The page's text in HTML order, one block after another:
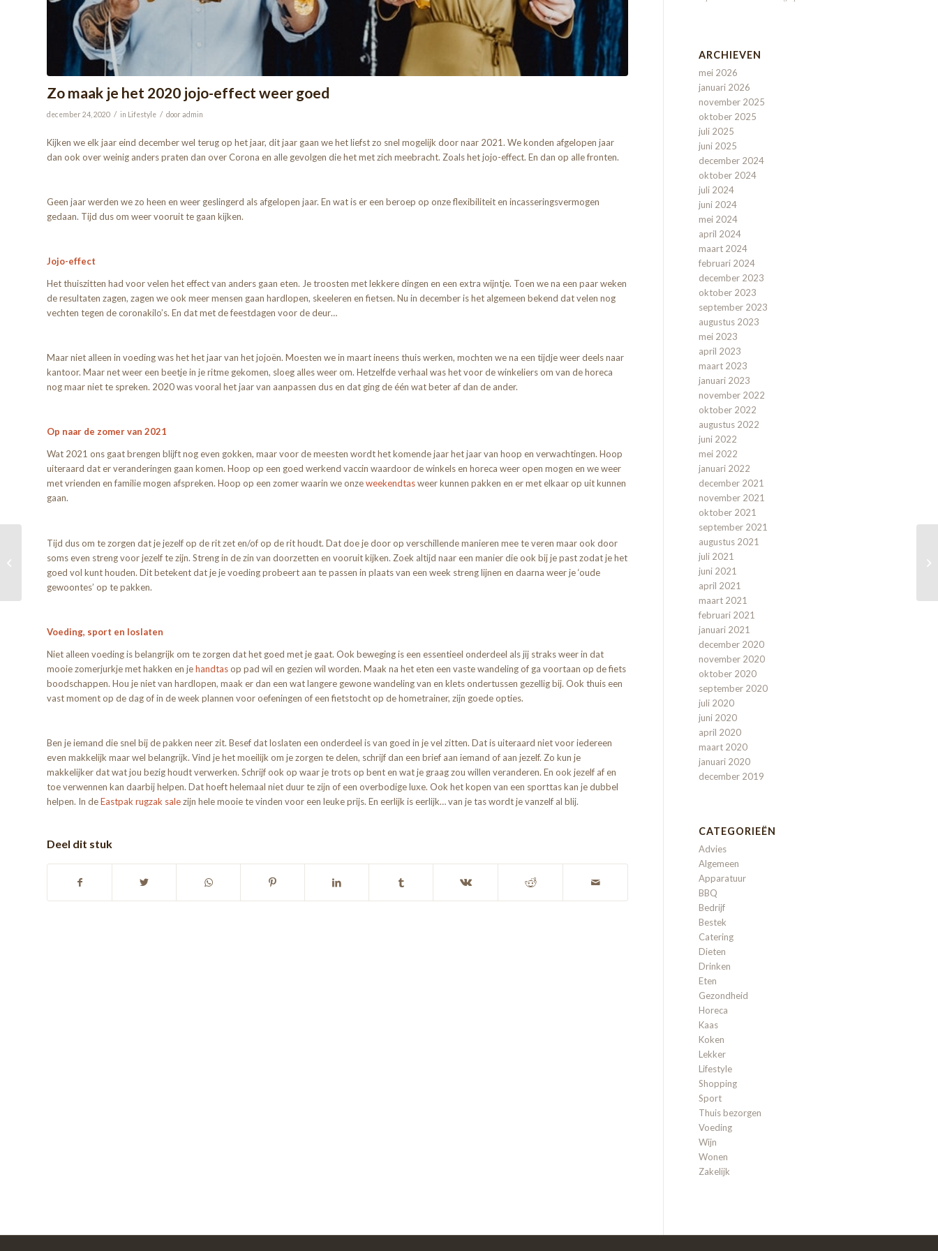
Zo maak je het 2020 jojo-effect weer goed
december 24, 2020 / in Lifestyle / door admin
Kijken we elk jaar eind december wel terug op het jaar, dit jaar gaan we het liefst zo snel mogelijk door naar 2021. We konden afgelopen jaar
dan ook over weinig anders praten dan over Corona en alle gevolgen die het met zich meebracht. Zoals het jojo-effect. En dan op alle fronten.
Geen jaar werden we zo heen en weer geslingerd als afgelopen jaar. En wat is er een beroep op onze flexibiliteit en incasseringsvermogen
gedaan. Tijd dus om weer vooruit te gaan kijken.
Jojo-effect
Het thuiszitten had voor velen het effect van anders gaan eten. Je troosten met lekkere dingen en een extra wijntje. Toen we na een paar weken
de resultaten zagen, zagen we ook meer mensen gaan hardlopen, skeeleren en fietsen. Nu in december is het algemeen bekend dat velen nog
vechten tegen de coronakilo’s. En dat met de feestdagen voor de deur…
Maar niet alleen in voeding was het het jaar van het jojoën. Moesten we in maart ineens thuis werken, mochten we na een tijdje weer deels naar
kantoor. Maar net weer een beetje in je ritme gekomen, sloeg alles weer om. Hetzelfde verhaal was het voor de winkeliers om van de horeca
nog maar niet te spreken. 2020 was vooral het jaar van aanpassen dus en dat ging de één wat beter af dan de ander.
Op naar de zomer van 2021
Wat 2021 ons gaat brengen blijft nog even gokken, maar voor de meesten wordt het komende jaar het jaar van hoop en verwachtingen. Hoop
uiteraard dat er veranderingen gaan komen. Hoop op een goed werkend vaccin waardoor de winkels en horeca weer open mogen en we weer
met vrienden en familie mogen afspreken. Hoop op een zomer waarin we onzeweekendtasweer kunnen pakken en er met elkaar op uit kunnen
gaan.
Tijd dus om te zorgen dat je jezelf op de rit zet en/of op de rit houdt. Dat doe je door op verschillende manieren mee te veren maar ook door
soms even streng voor jezelf te zijn. Streng in de zin van doorzetten en vooruit kijken. Zoek altijd naar een manier die ook bij je past zodat je het
goed vol kunt houden. Dit betekent dat je je voeding probeert aan te passen in plaats van een week streng lijnen en daarna weer je ‘oude
gewoontes’ op te pakken.
Voeding, sport en loslaten
Niet alleen voeding is belangrijk om te zorgen dat het goed met je gaat. Ook beweging is een essentieel onderdeel als jij straks weer in dat
mooie zomerjurkje met hakken en jehandtasop pad wil en gezien wil worden. Maak na het eten een vaste wandeling of ga voortaan op de fiets
boodschappen. Hou je niet van hardlopen, maak er dan een wat langere gewone wandeling van en klets ondertussen gezellig bij. Ook thuis een
vast moment op de dag of in de week plannen voor oefeningen of een fietstocht op de hometrainer, zijn goede opties.
Ben je iemand die snel bij de pakken neer zit. Besef dat loslaten een onderdeel is van goed in je vel zitten. Dat is uiteraard niet voor iedereen
even makkelijk maar wel belangrijk. Vind je het moeilijk om je zorgen te delen, schrijf dan een brief aan iemand of aan jezelf. Zo kun je
makkelijker dat wat jou bezig houdt verwerken. Schrijf ook op waar je trots op bent en wat je graag zou willen veranderen. En ook jezelf af en
toe verwennen kan daarbij helpen. Dat hoeft helemaal niet duur te zijn of een overbodige luxe. Ook het kopen van een sporttas kan je dubbel
helpen. In deEastpak rugzak salezijn hele mooie te vinden voor een leuke prijs. En eerlijk is eerlijk… van je tas wordt je vanzelf al blij.
Deel dit stuk
ARCHIEVEN
mei 2026
januari 2026
november 2025
oktober 2025
juli 2025
juni 2025
december 2024
oktober 2024
juli 2024
juni 2024
mei 2024
april 2024
maart 2024
februari 2024
december 2023
oktober 2023
september 2023
augustus 2023
mei 2023
april 2023
maart 2023
januari 2023
november 2022
oktober 2022
augustus 2022
juni 2022
mei 2022
januari 2022
december 2021
november 2021
oktober 2021
september 2021
augustus 2021
juli 2021
juni 2021
april 2021
maart 2021
februari 2021
januari 2021
december 2020
november 2020
oktober 2020
september 2020
juli 2020
juni 2020
april 2020
maart 2020
januari 2020
december 2019
CATEGORIEËN
Advies
Algemeen
Apparatuur
BBQ
Bedrijf
Bestek
Catering
Dieten
Drinken
Eten
Gezondheid
Horeca
Kaas
Koken
Lekker
Lifestyle
Shopping
Sport
Thuis bezorgen
Voeding
Wijn
Wonen
Zakelijk
Op naar 2021, hier
hopen we op